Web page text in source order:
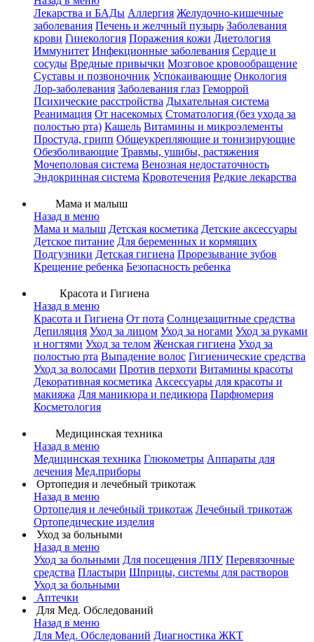
Лекарства и БАДы Аллергия Желудочно-кишечные
заболевания Печень и желчный пузырь Заболевания
крови Гинекология Поражения кожи Диетология
Иммунитет Инфекционные заболевания Сердце и
сосуды Вредные привычки Мозговое кровообращение
Суставы и позвоночник Успокаивающие Онкология
Лор-заболевания Заболевания глаз Геморрой
Психические расстройства Дыхательная система
Реанимация От насекомых Стоматология (без ухода за
полостью рта) Кашель Витамины и микроэлементы
Простуда, грипп Общеукрепляющие и тонизирующие
Обезболивающие Травмы, ушибы, растяжения
Мочеполовая система Венозная недостаточность
Эндокринная система Кровотечения Редкие лекарства
Мама и малыш
Назад в меню
Мама и малыш Детская косметика Детские аксессуары
Детское питание Для беременных и кормящих
Подгузники Детская гигиена Прорезывание зубов
Крещение ребенка Безопасность ребенка
Красота и Гигиена
Назад в меню
Красота и Гигиена От пота Солнцезащитные средства
Депиляция Уход за лицом Уход за ногами Уход за руками
и ногтями Уход за телом Женская гигиена Уход за
полостью рта Выпадение волос Гигиенические средства
Уход за волосами Против перхоти Витамины красоты
Декоративная косметика Аксессуары для красоты и
макияжа Для маникюра и педикюра Парфюмерия
Косметология
Медицинская техника
Назад в меню
Медицинская техника Глюкометры Аппараты для
лечения Мед.приборы
Ортопедия и лечебный трикотаж
Назад в меню
Ортопедия и лечебный трикотаж Лечебный трикотаж
Ортопедические изделия
Уход за больными
Назад в меню
Уход за больными Для посещения ЛПУ Перевязочные
средства Пластыри Шприцы, системы для растворов
Уход за больными
Аптечки
Для Мед. Обследований
Назад в меню
Для Мед. Обследований Диагностика ЖКТ